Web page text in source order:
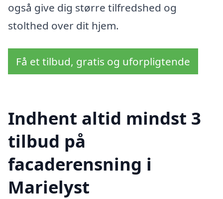
også give dig større tilfredshed og
stolthed over dit hjem.
Få et tilbud, gratis og uforpligtende
Indhent altid mindst 3
tilbud på
facaderensning i
Marielyst